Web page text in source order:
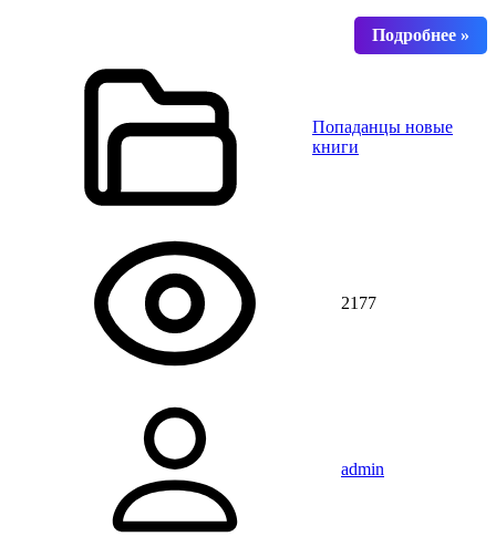
Попаданцы новые
книги
2177
admin